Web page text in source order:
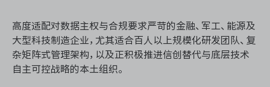
高度适配对数据主权与合规要求严苛的金融、军工、能源及
大型科技制造企业，尤其适合百人以上规模化研发团队、复
杂矩阵式管理架构，以及正积极推进信创替代与底层技术
自主可控战略的本土组织。